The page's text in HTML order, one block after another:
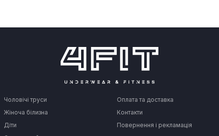
Чоловічі труси
Жіноча білизна
Діти
Оплата та доставка
Контакти
Повернення і рекламація